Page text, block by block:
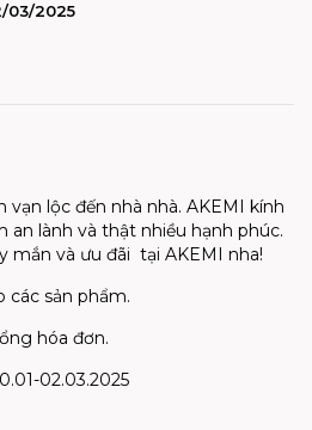
03/2025
vạn lộc đến nhà nhà. AKEMI kính
lành và thật nhiều hạnh phúc.
mắn và ưu đãi tại AKEMI nha!
các sản phẩm.
hóa đơn.
02.03.2025